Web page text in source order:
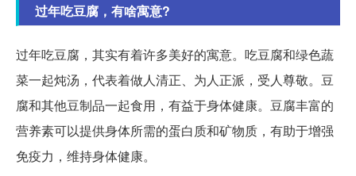
过年吃豆腐，有啥寓意?
过年吃豆腐，其实有着许多美好的寓意。吃豆腐和绿色蔬
菜一起炖汤，代表着做人清正、为人正派，受人尊敬。豆
腐和其他豆制品一起食用，有益于身体健康。豆腐丰富的
营养素可以提供身体所需的蛋白质和矿物质，有助于增强
免疫力，维持身体健康。